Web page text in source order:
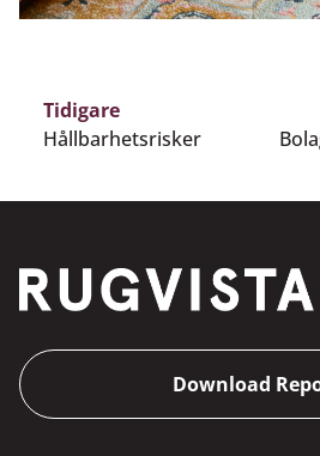
Tidigare
Hållbarhetsrisker
Download